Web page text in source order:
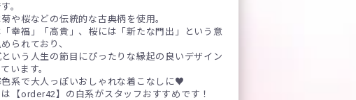
。
や桜などの伝統的な古典柄を使用。
幸福」「高貴」、桜には「新たな門出」という意
られており、
いう人生の節目にぴったりな縁起の良いデザイン
います。
系で大人っぽいおしゃれな着こなしに♥
【order42】の白系がスタッフおすすめです！